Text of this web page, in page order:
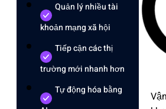
Quản lý nhiều tài
khoản mạng xã hội
Tiếp cận các thị
trường mới nhanh hơn
Tự động hóa bằng